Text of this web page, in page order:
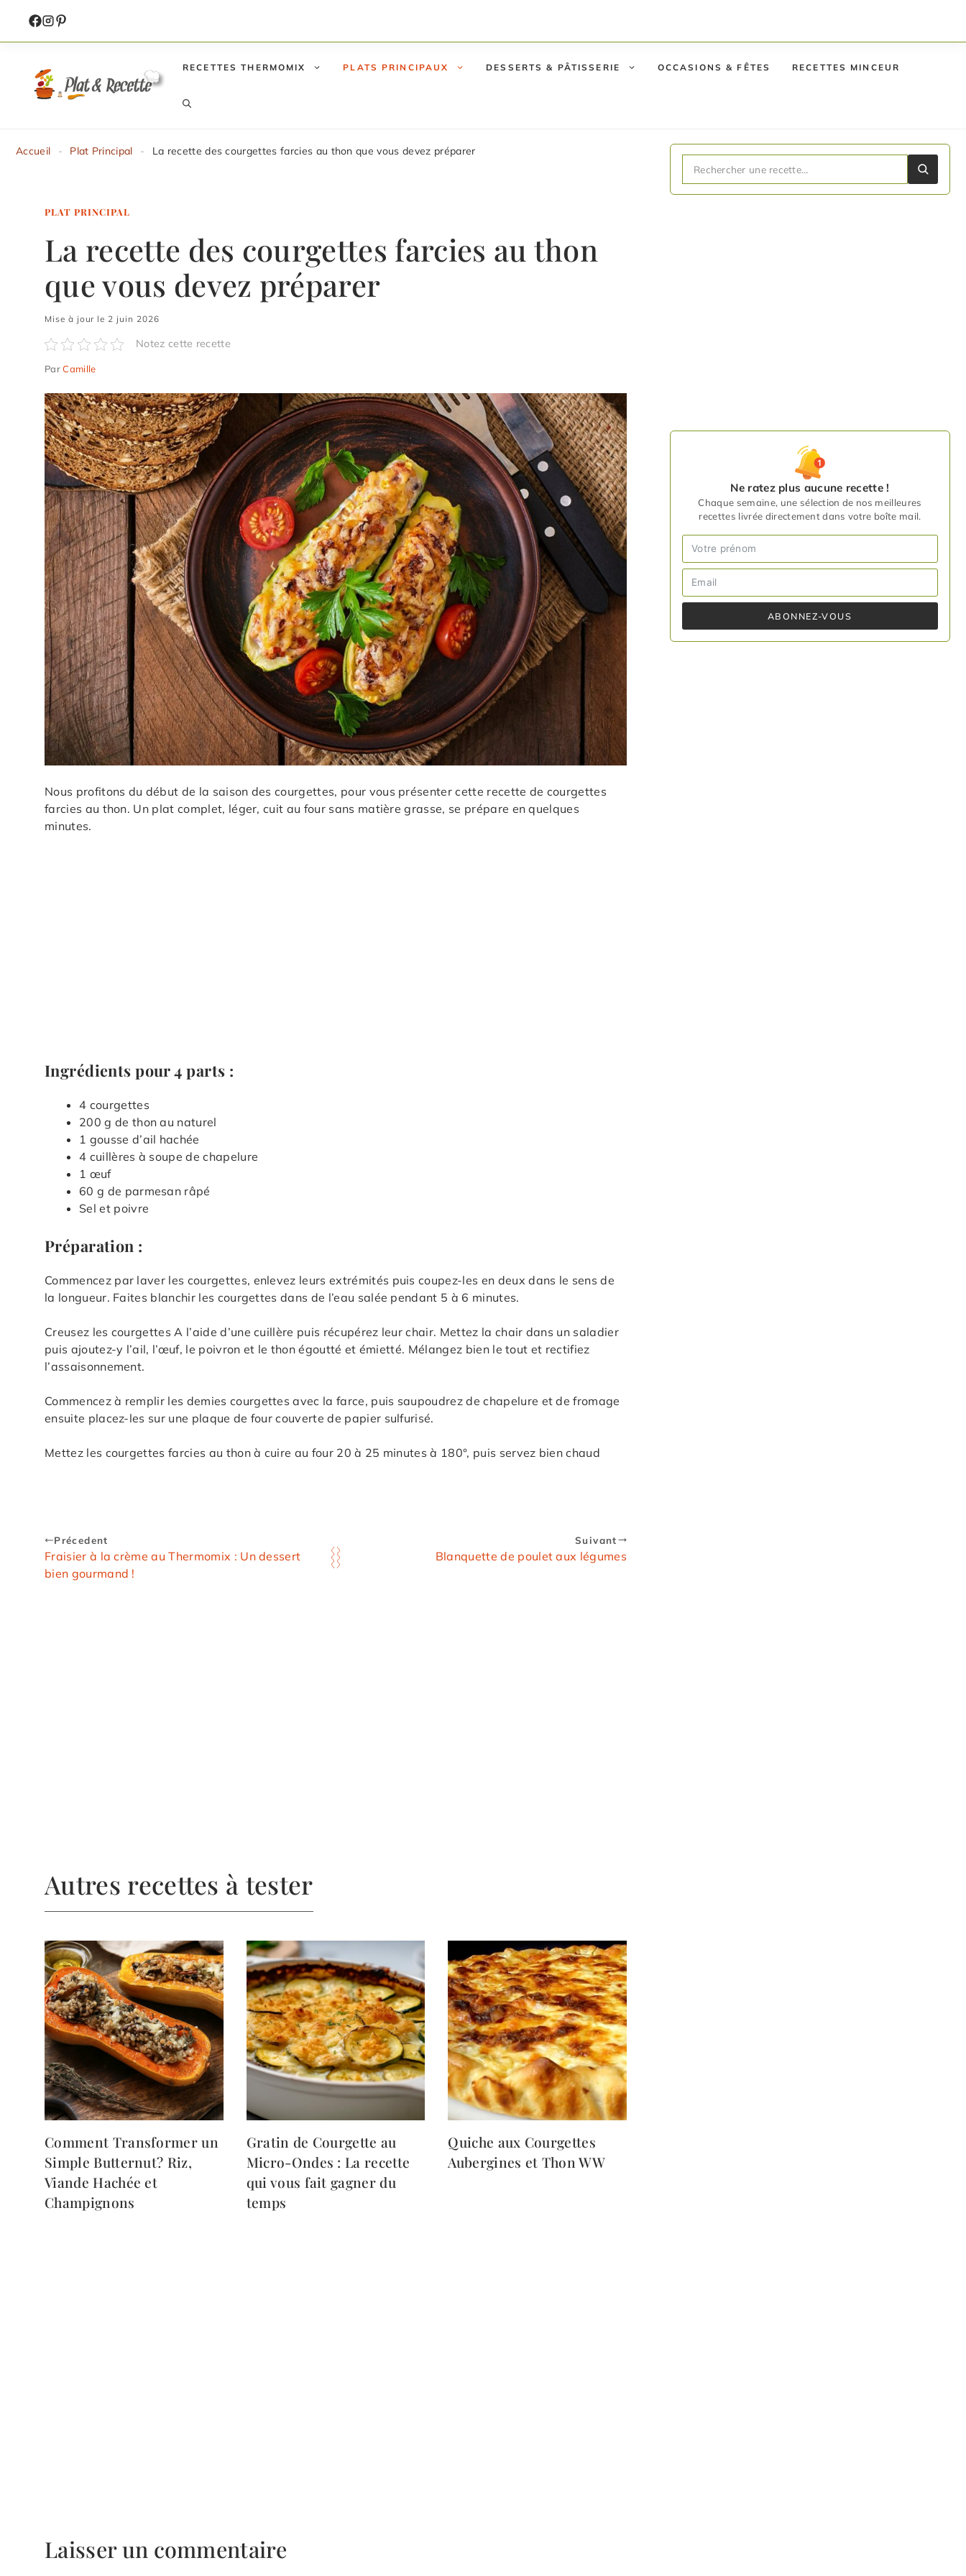
contenu
RECETTES THERMOMIX PLATS PRINCIPAUX DESSERTS & PÂTISSERIE OCCASIONS & FÊTES RECETTES MINCEUR
Accueil - Plat Principal - La recette des courgettes farcies au thon que vous devez préparer
PLAT PRINCIPAL
La recette des courgettes farcies au thon
que vous devez préparer
Mise à jour le 2 juin 2026
Notez cette recette
ParCamille
Nous profitons du début de la saison des courgettes, pour vous présenter cette recette de courgettes
farcies au thon. Un plat complet, léger, cuit au four sans matière grasse, se prépare en quelques
minutes.
Ingrédients pour 4 parts :
4 courgettes
200 g de thon au naturel
1 gousse d’ail hachée
4 cuillères à soupe de chapelure
1 œuf
60 g de parmesan râpé
Sel et poivre
Préparation :
Commencez par laver les courgettes, enlevez leurs extrémités puis coupez-les en deux dans le sens de
la longueur. Faites blanchir les courgettes dans de l’eau salée pendant 5 à 6 minutes.
Creusez les courgettes A l’aide d’une cuillère puis récupérez leur chair. Mettez la chair dans un saladier
puis ajoutez-y l’ail, l’œuf, le poivron et le thon égoutté et émietté. Mélangez bien le tout et rectifiez
l’assaisonnement.
Commencez à remplir les demies courgettes avec la farce, puis saupoudrez de chapelure et de fromage
ensuite placez-les sur une plaque de four couverte de papier sulfurisé.
Mettez les courgettes farcies au thon à cuire au four 20 à 25 minutes à 180°, puis servez bien chaud
Précedent
Fraisier à la crème au Thermomix : Un dessert
bien gourmand !
Suivant
Blanquette de poulet aux légumes
Autres recettes à tester
Comment Transformer un
Simple Butternut? Riz,
Viande Hachée et
Champignons
Gratin de Courgette au
Micro-Ondes : La recette
qui vous fait gagner du
temps
Quiche aux Courgettes
Aubergines et Thon WW
Laisser un commentaire
Ne ratez plus aucune recette !
Chaque semaine, une sélection de nos meilleures
recettes livrée directement dans votre boîte mail.
ABONNEZ-VOUS